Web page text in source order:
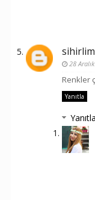
28
Renkler
Yanıtla